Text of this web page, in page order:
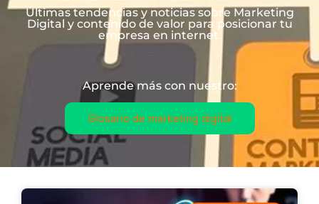
Últimas tendencias y noticias sobre Marketing
Digital y contenido de valor para posicionar tu
empresa en internet.
Aprende más con nuestro:
Glosario de marketing digital